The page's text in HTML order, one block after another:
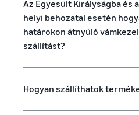
Az Egyesült Királyságba és
helyi behozatal esetén
határokon átnyúló
szállítást?
Hogyan szállíthatok